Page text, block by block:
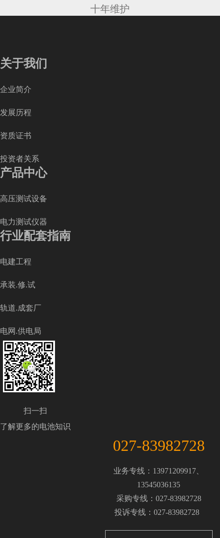
十年维护
关于我们
企业简介
发展历程
资质证书
投资者关系
产品中心
高压测试设备
电力测试仪器
行业配套指南
电建工程
承装.修.试
轨道.成套厂
电网.供电局
扫一扫
了解更多的电池知识
027-83982728
业务专线：13971209917、
13545036135
采购专线：027-83982728
投诉专线：027-83982728